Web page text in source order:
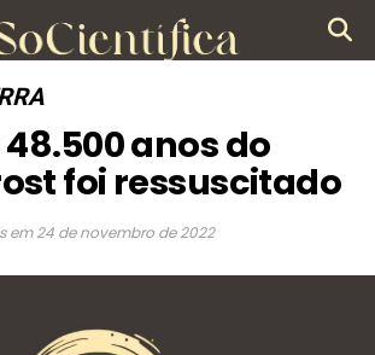
anos do
foi ressuscitado
em 24 de novembro de 2022